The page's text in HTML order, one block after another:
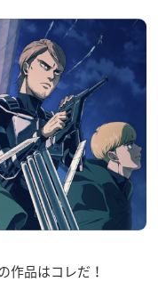
作品はコレだ！